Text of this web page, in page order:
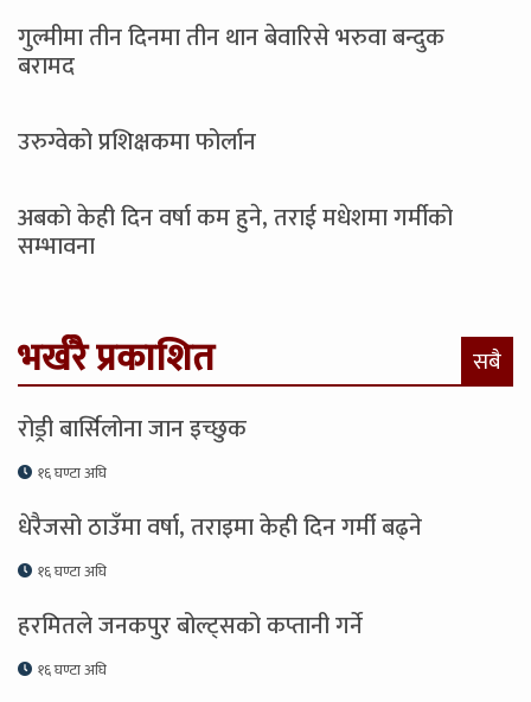
गुल्मीमा तीन दिनमा तीन थान बेवारिसे भरुवा बन्दुक
बरामद
उरुग्वेको प्रशिक्षकमा फोर्लान
अबको केही दिन वर्षा कम हुने, तराई मधेशमा गर्मीको
सम्भावना
भर्खरै प्रकाशित सबै
रोड्री बार्सिलोना जान इच्छुक
१६ घण्टा अघि
धेरैजसो ठाउँमा वर्षा, तराइमा केही दिन गर्मी बढ्ने
१६ घण्टा अघि
हरमितले जनकपुर बोल्ट्सको कप्तानी गर्ने
१६ घण्टा अघि